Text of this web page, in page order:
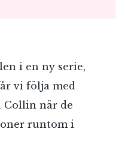
i en ny serie,
vi följa med
Collin när de
runtom i